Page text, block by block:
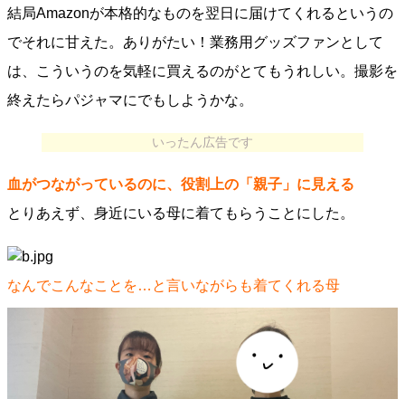
結局Amazonが本格的なものを翌日に届けてくれるというの
でそれに甘えた。ありがたい！業務用グッズファンとして
は、こういうのを気軽に買えるのがとてもうれしい。撮影を
終えたらパジャマにでもしようかな。
いったん広告です
血がつながっているのに、役割上の「親子」に見える
とりあえず、身近にいる母に着てもらうことにした。
なんでこんなことを…と言いながらも着てくれる母